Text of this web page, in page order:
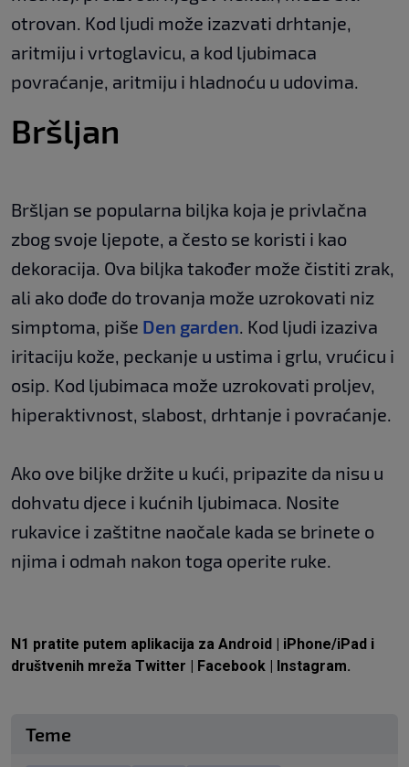
otrovan. Kod ljudi može izazvati drhtanje,
aritmiju i vrtoglavicu, a kod ljubimaca
povraćanje, aritmiju i hladnoću u udovima.
Bršljan
Bršljan se popularna biljka koja je privlačna
zbog svoje ljepote, a često se koristi i kao
dekoracija. Ova biljka također može čistiti zrak,
ali ako dođe do trovanja može uzrokovati niz
simptoma, piše Den garden. Kod ljudi izaziva
iritaciju kože, peckanje u ustima i grlu, vrućicu i
osip. Kod ljubimaca može uzrokovati proljev,
hiperaktivnost, slabost, drhtanje i povraćanje.
Ako ove biljke držite u kući, pripazite da nisu u
dohvatu djece i kućnih ljubimaca. Nosite
rukavice i zaštitne naočale kada se brinete o
njima i odmah nakon toga operite ruke.
N1 pratite putem aplikacija za Android iPhone/iPad i
društvenih mreža Twitter Facebook Instagram.
Teme